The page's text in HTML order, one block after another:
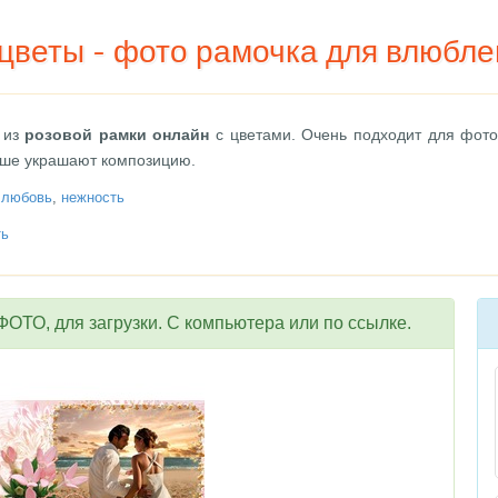
- фото рамочка для
розовой рамки онлайн с цветами. Очень подходит для
украшают композицию.
любовь, нежность
для загрузки. С компьютера или по ссылке.